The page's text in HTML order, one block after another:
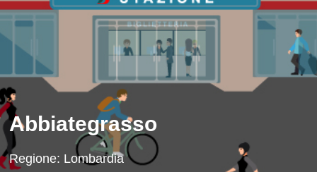
Abbiategrasso
Regione: Lombardia